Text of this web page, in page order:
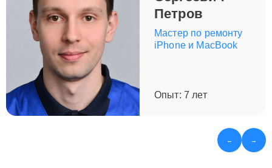
в Москве — убедитесь, почему нас выбирают снова и
снова. Ваш гаджет заслуживает лучшего.
Петров
Мастер по ремонту
iPhone и MacBook
Опыт: 7 лет
← →